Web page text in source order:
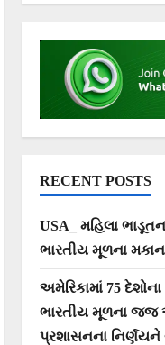
RECENT POSTS
USA_ મહિલા
ભારતીય મૂળના
અમેરિકામાં 75
ભારતીય મૂળના જજ
પ્રશાસનના